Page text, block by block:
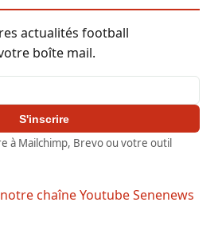
actualités football
boîte mail.
S'inscrire
à Mailchimp, Brevo ou votre outil